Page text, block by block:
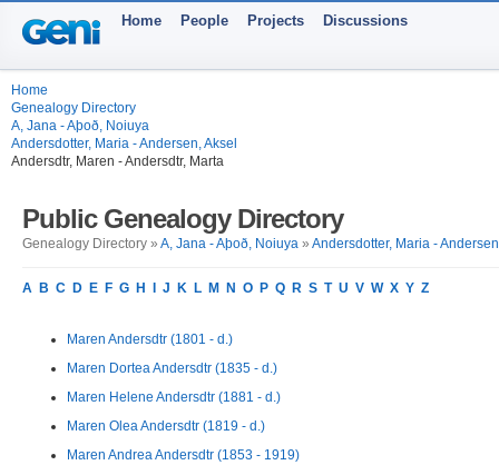
Home People Projects Discussions
Home
Genealogy Directory
A, Jana - Aþoð, Noiuya
Andersdotter, Maria - Andersen, Aksel
Andersdtr, Maren - Andersdtr, Marta
Public Genealogy Directory
Genealogy Directory » A, Jana - Aþoð, Noiuya » Andersdotter, Maria -
A B C D E F G H J K L M N O P Q R S T U V W X Y Z
Maren Andersdtr (1801 - d.)
Maren Dortea Andersdtr (1835 - d.)
Maren Helene Andersdtr (1881 - d.)
Maren Olea Andersdtr (1819 - d.)
Maren Andrea Andersdtr (1853 - 1919)